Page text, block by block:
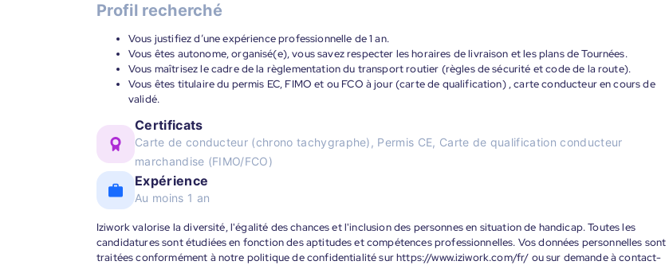
Profil recherché
Vous justifiez d’une expérience professionnelle de 1 an.
Vous êtes autonome, organisé(e), vous savez respecter les horaires de livraison et les plans de Tournées.
Vous maîtrisez le cadre de la règlementation du transport routier (règles de sécurité et code de la route).
Vous êtes titulaire du permis EC, FIMO et ou FCO à jour (carte de qualification) , carte conducteur en cours de
validé.
Certificats
Carte de conducteur (chrono tachygraphe), Permis CE, Carte de qualification conducteur
marchandise (FIMO/FCO)
Expérience
Au moins 1 an
Iziwork valorise la diversité, l'égalité des chances et l'inclusion des personnes en situation de handicap. Toutes les
candidatures sont étudiées en fonction des aptitudes et compétences professionnelles. Vos données personnelles sont
traitées conformément à notre politique de confidentialité sur https://www.iziwork.com/fr/ ou sur demande à contact-